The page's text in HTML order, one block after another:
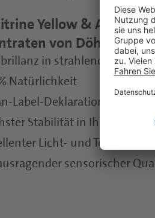
Yellow & Amber
von Döhler,
in strahlendem Gelb
Natürlichkeit
Label-Deklaration ohne E-
Stabilität in Ihrem
Licht- und
sensorischer